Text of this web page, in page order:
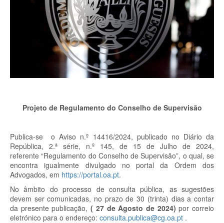
Projeto de Regulamento do Conselho de Supervisão
Publica-se o Aviso n.º 14416/2024, publicado no Diário da
República, 2.ª série, n.º 145, de 15 de Julho de 2024,
referente “Regulamento do Conselho de Supervisão”, o qual, se
encontra igualmente divulgado no portal da Ordem dos
Advogados, em https://portal.oa.pt.
No âmbito do processo de consulta pública, as sugestões
devem ser comunicadas, no prazo de 30 (trinta) dias a contar
da presente publicação, ( 27 de Agosto de 2024) por correio
eletrónico para o endereço: consulta.publica@cg.oa.pt .